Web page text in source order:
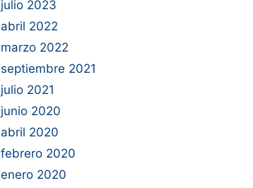
julio 2023
abril 2022
marzo 2022
septiembre 2021
julio 2021
junio 2020
abril 2020
febrero 2020
enero 2020